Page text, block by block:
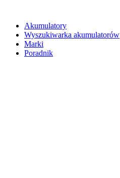
Akumulatory
Wyszukiwarka akumulatorów
Marki
Poradnik